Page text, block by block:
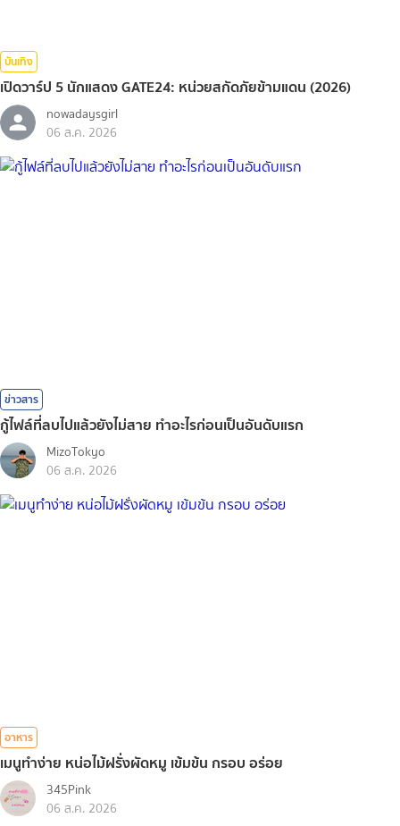
บันเทิง
เปิดวาร์ป 5 นักแสดง GATE24: หน่วยสกัดภัยข้ามแดน (2026)
nowadaysgirl
06 ส.ค. 2026
ข่าวสาร
กู้ไฟล์ที่ลบไปแล้วยังไม่สาย ทำอะไรก่อนเป็นอันดับแรก
MizoTokyo
06 ส.ค. 2026
อาหาร
เมนูทำง่าย หน่อไม้ฝรั่งผัดหมู เข้มข้น กรอบ อร่อย
345Pink
06 ส.ค. 2026